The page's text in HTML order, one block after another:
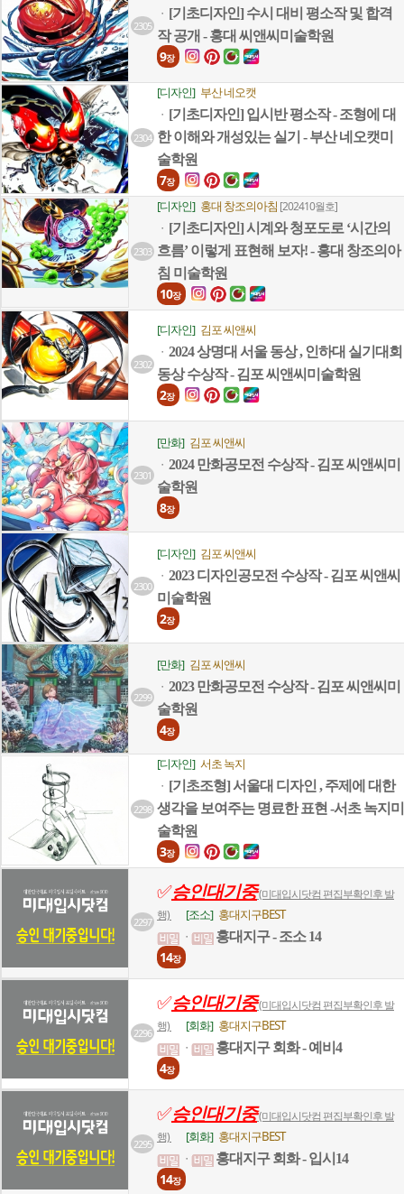
2305
ㆍ [기초디자인] 수시 대비 평소작 및 합격
작 공개 - 홍대 씨앤씨미술학원
9장
2304
[디자인] 부산 네오캣
ㆍ [기초디자인] 입시반 평소작 - 조형에 대
한 이해와 개성있는 실기 - 부산 네오캣미
술학원
7장
2303
[디자인] 홍대 창조의아침 [202410월호]
ㆍ [기초디자인] 시계와 청포도로 ‘시간의
흐름’ 이렇게 표현해 보자! - 홍대 창조의아
침 미술학원
10장
2302
[디자인] 김포 씨앤씨
ㆍ 2024 상명대 서울 동상 , 인하대 실기대회
동상 수상작 - 김포 씨앤씨미술학원
2장
2301
[만화] 김포 씨앤씨
ㆍ 2024 만화공모전 수상작 - 김포 씨앤씨미
술학원
8장
2300
[디자인] 김포 씨앤씨
ㆍ 2023 디자인공모전 수상작 - 김포 씨앤씨
미술학원
2장
2299
[만화] 김포 씨앤씨
ㆍ 2023 만화공모전 수상작 - 김포 씨앤씨미
술학원
4장
2298
[디자인] 서초 녹지
ㆍ [기초조형] 서울대 디자인 , 주제에 대한
생각을 보여주는 명료한 표현 -서초 녹지미
술학원
3장
2297
✅승인대기중(미대입시닷컴 편집부확인후 발
행)
[조소] 홍대지구BEST
ㆍ 홍대지구 - 조소 14
14장
2296
✅승인대기중(미대입시닷컴 편집부확인후 발
행)
[회화] 홍대지구BEST
ㆍ 홍대지구 회화 - 예비4
4장
2295
✅승인대기중(미대입시닷컴 편집부확인후 발
행)
[회화] 홍대지구BEST
ㆍ 홍대지구 회화 - 입시14
14장